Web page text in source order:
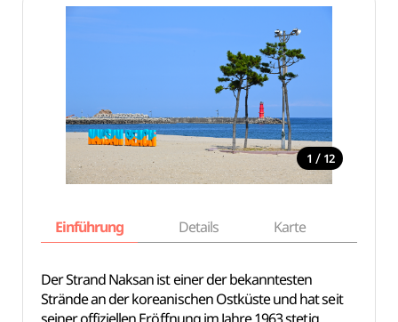
1 / 12
Einführung Details Karte
Der Strand Naksan ist einer der bekanntesten
Strände an der koreanischen Ostküste und hat seit